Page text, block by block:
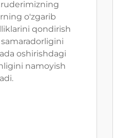
o'zgarib
qondirish
oshirishdagi
namoyish